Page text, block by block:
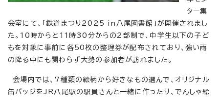
ター集
会室にて、「鉄道まつり2025 in八尾図書館」が開催されまし
た。10時からと11時30分からの2部制で、中学生以下の子ど
もを対象に事前に各50枚の整理券が配布されており、強い雨
の降る中にも関わらず大勢の参加者が訪れました。
会場内では、7種類の絵柄から好きなもの選んで、オリジナル
缶バッジをJR八尾駅の駅員さんと一緒に作ったり、でんしゃ絵